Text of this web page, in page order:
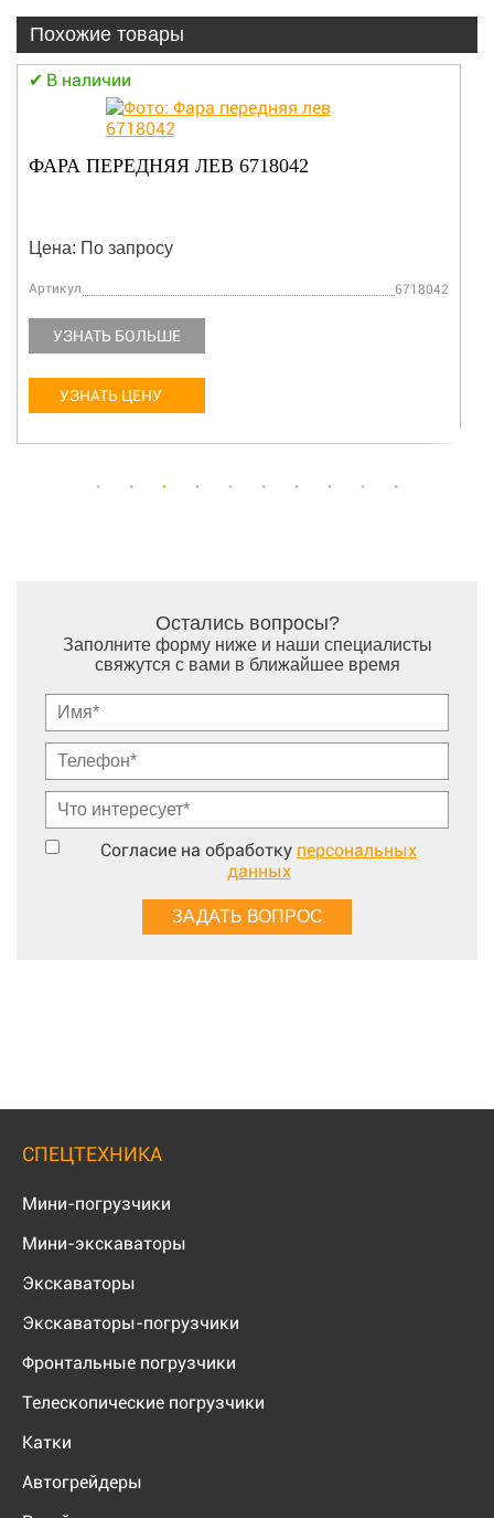
Похожие товары
В наличии
ФАРА ПЕРЕДНЯЯ ЛЕВ 6718042
Цена: По запросу
Артикул 6718042
УЗНАТЬ БОЛЬШЕ
УЗНАТЬ ЦЕНУ
Остались вопросы?
Заполните форму ниже и наши специалисты
свяжутся с вами в ближайшее время
Согласие на обработку персональных
данных
СПЕЦТЕХНИКА
Мини-погрузчики
Мини-экскаваторы
Экскаваторы
Экскаваторы-погрузчики
Фронтальные погрузчики
Телескопические погрузчики
Катки
Автогрейдеры